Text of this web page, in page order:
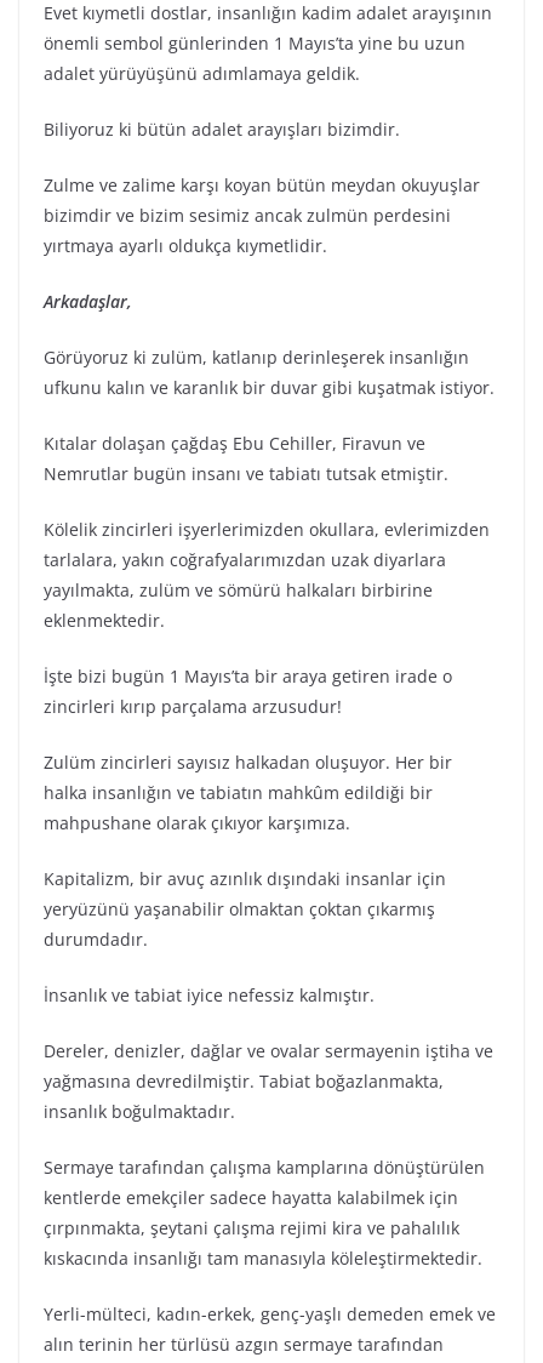
Evet kıymetli dostlar, insanlığın kadim adalet arayışının
önemli sembol günlerinden 1 Mayıs’ta yine bu uzun
adalet yürüyüşünü adımlamaya geldik.
Biliyoruz ki bütün adalet arayışları bizimdir.
Zulme ve zalime karşı koyan bütün meydan okuyuşlar
bizimdir ve bizim sesimiz ancak zulmün perdesini
yırtmaya ayarlı oldukça kıymetlidir.
Arkadaşlar,
Görüyoruz ki zulüm, katlanıp derinleşerek insanlığın
ufkunu kalın ve karanlık bir duvar gibi kuşatmak istiyor.
Kıtalar dolaşan çağdaş Ebu Cehiller, Firavun ve
Nemrutlar bugün insanı ve tabiatı tutsak etmiştir.
Kölelik zincirleri işyerlerimizden okullara, evlerimizden
tarlalara, yakın coğrafyalarımızdan uzak diyarlara
yayılmakta, zulüm ve sömürü halkaları birbirine
eklenmektedir.
İşte bizi bugün 1 Mayıs’ta bir araya getiren irade o
zincirleri kırıp parçalama arzusudur!
Zulüm zincirleri sayısız halkadan oluşuyor. Her bir
halka insanlığın ve tabiatın mahkûm edildiği bir
mahpushane olarak çıkıyor karşımıza.
Kapitalizm, bir avuç azınlık dışındaki insanlar için
yeryüzünü yaşanabilir olmaktan çoktan çıkarmış
durumdadır.
İnsanlık ve tabiat iyice nefessiz kalmıştır.
Dereler, denizler, dağlar ve ovalar sermayenin iştiha ve
yağmasına devredilmiştir. Tabiat boğazlanmakta,
insanlık boğulmaktadır.
Sermaye tarafından çalışma kamplarına dönüştürülen
kentlerde emekçiler sadece hayatta kalabilmek için
çırpınmakta, şeytani çalışma rejimi kira ve pahalılık
kıskacında insanlığı tam manasıyla köleleştirmektedir.
Yerli-mülteci, kadın-erkek, genç-yaşlı demeden emek ve
alın terinin her türlüsü azgın sermaye tarafından